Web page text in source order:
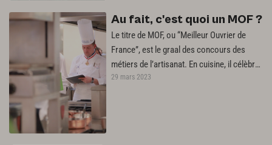
Au fait, c'est quoi un MOF ?
Le titre de MOF, ou “Meilleur Ouvrier de
France”, est le graal des concours des
métiers de l’artisanat. En cuisine, il célèbre
l’excellence technique et…
29 mars 2023